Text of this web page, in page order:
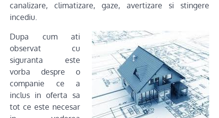
canalizare, climatizare, gaze, avertizare si stingere
incediu.
Dupa cum ati
observat cu
siguranta este
vorba despre o
companie ce a
inclus in oferta sa
tot ce este necesar